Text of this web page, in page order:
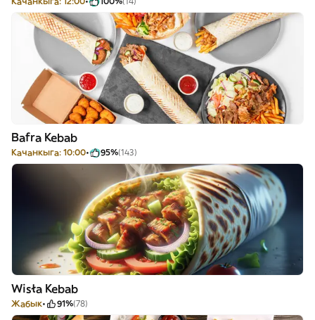
Bafra Kebab
Качанкыга: 10:00 95%(143)
Wisła Kebab
Жабык 91%(78)